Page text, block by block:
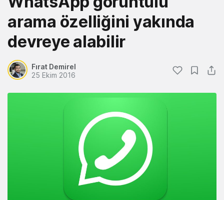
arama özelliğini yakında
devreye alabilir
Fırat Demirel
25 Ekim 2016